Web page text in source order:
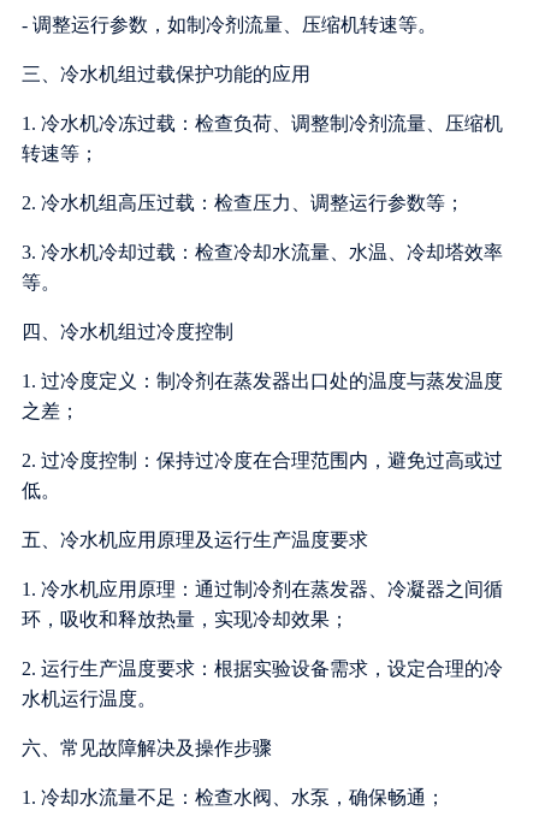
- 调整运行参数，如制冷剂流量、压缩机转速等。
三、冷水机组过载保护功能的应用
1. 冷水机冷冻过载：检查负荷、调整制冷剂流量、压缩机
转速等；
2. 冷水机组高压过载：检查压力、调整运行参数等；
3. 冷水机冷却过载：检查冷却水流量、水温、冷却塔效率
等。
四、冷水机组过冷度控制
1. 过冷度定义：制冷剂在蒸发器出口处的温度与蒸发温度
之差；
2. 过冷度控制：保持过冷度在合理范围内，避免过高或过
低。
五、冷水机应用原理及运行生产温度要求
1. 冷水机应用原理：通过制冷剂在蒸发器、冷凝器之间循
环，吸收和释放热量，实现冷却效果；
2. 运行生产温度要求：根据实验设备需求，设定合理的冷
水机运行温度。
六、常见故障解决及操作步骤
1. 冷却水流量不足：检查水阀、水泵，确保畅通；